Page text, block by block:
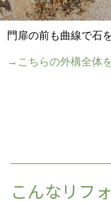
門扉の前も曲線で石
→こちらの外構全体
こんなリフ